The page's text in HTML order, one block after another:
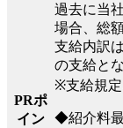
PRポ
イン
過去に当
場合、総
支給内訳
の支給と
※支給規定
◆紹介料